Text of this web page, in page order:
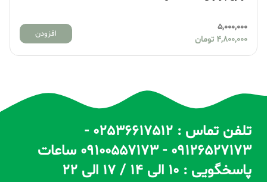
5,000,000
4,800,000 تومان
افزودن
تلفن تماس : 02536617512 -
09126527173 - 09100557173 ساعات
پاسخگویی : 10 الی 14 / 17 الی 22